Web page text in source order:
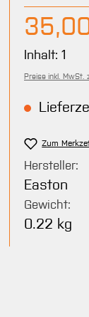
Regulärer
Inhalt: 1
Preise inkl. MwSt.
Zum
Hersteller:
Easton
Gewicht:
0.22 kg